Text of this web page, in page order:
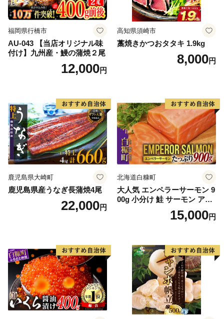
福岡県行橋市
AU-043 【当店オリジナル味
付け】九州産・鰻の蒲焼２尾
12,000円
高知県須崎市
藁焼きかつおタタキ 1.9kg
8,000円
鹿児島県大崎町
鹿児島県産うなぎ長蒲焼4尾
22,000円
北海道白糠町
大人気 エンペラーサーモン 9
00g 小分け 鮭 サーモン アト
ランティックサーモン 水産
庁長官賞 受賞 さけ シャケ し
満足 美味しい 贈答 生食用 刺
身 お刺身 刺し身 魚介類 海鮮
冷凍 厚切り 薄切り ふるさと
納税 ふるさとチョイス チョ
イス 北海道 白糠町
15,000円